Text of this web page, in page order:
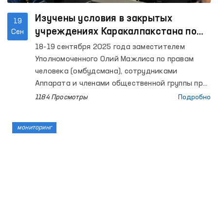
19
Сен
Изучены условия в закрытых
учреждениях Каракалпакстана по
содержанию лиц с ограниченной
свободой передвижения
18-19 сентября 2025 года заместителем
Уполномоченного Олий Мажлиса по правам
человека (омбудсмана), сотрудниками
Аппарата и членами общественной группы при
Омбудсмане по предупреждению пыток в
посещения ряда закрытых учреждений
1184 Просмотры Подробно
мониторинг